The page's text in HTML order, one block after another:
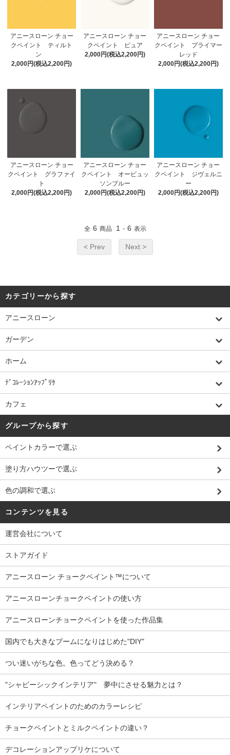
アニースローン チョー
クペイント ティルト
ン
2,000円(税込2,200円)
アニースローン チョー
クペイント ピュア
2,000円(税込2,200円)
アニースローン チョー
クペイント プライマー
レッド
2,000円(税込2,200円)
アニースローン チョー
クペイント グラファイ
ト
2,000円(税込2,200円)
アニースローン チョー
クペイント オービュッ
ソンブルー
2,000円(税込2,200円)
アニースローン チョー
クペイント ジヴェルニ
ー
2,000円(税込2,200円)
全 6 商品 1 - 6 表示
< Prev Next >
カテゴリーから探す
アニースローン
ガーデン
ホーム
ﾃﾞｺﾚｰｼｮﾝｱｯﾌﾟﾘｹ
カフェ
グループから探す
ペイントカラーで選ぶ
塗り方ハウツーで選ぶ
色の調和で選ぶ
コンテンツを見る
運営会社について
ストアガイド
アニースローン チョークペイント™について
アニースローンチョークペイントの使い方
アニースローンチョークペイントを使った作品集
国内でも大きなブームになりはじめた"DIY"
つい迷いがちな色。色ってどう決める？
"シャビーシックインテリア" 夢中にさせる魅力とは？
インテリアペイントのためのカラーレシピ
チョークペイントとミルクペイントの違い？
デコレーションアップリケについて